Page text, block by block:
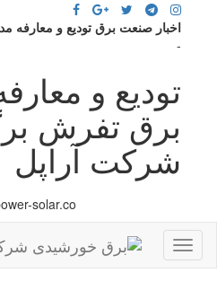
اخبار صنعت برق تودیع و معارفه
-
تودیع و
برق تفرش
شرکت آراپل
solar.co
Toggle
navigation